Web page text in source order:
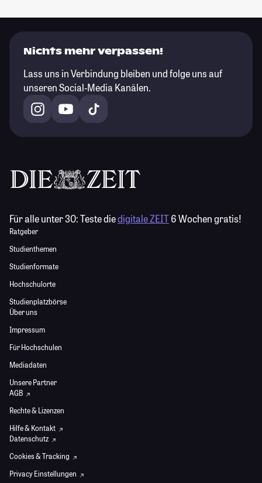
Nichts mehr verpassen!
Lass uns in Verbindung bleiben und folge uns auf
unseren Social-Media Kanälen.
Für alle unter 30:Teste diedigitale ZEIT6 Wochen gratis!
Ratgeber
Studienthemen
Studienformate
Hochschulorte
Studienplatzbörse
Über uns
Impressum
Für Hochschulen
Mediadaten
Unsere Partner
AGB
Rechte & Lizenzen
Hilfe & Kontakt
Datenschutz
Cookies & Tracking
Privacy Einstellungen